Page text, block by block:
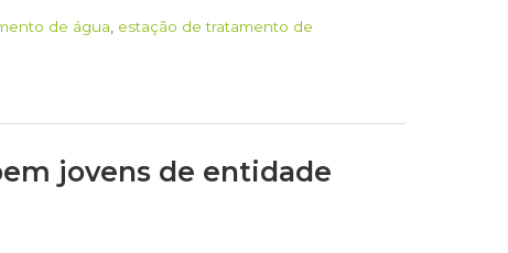
de água estação de tratamento de
jovens de entidade